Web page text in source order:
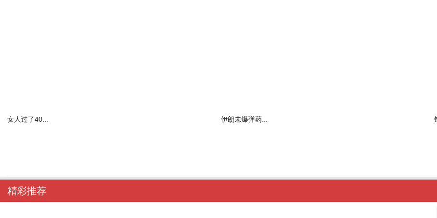
女人过了40... 伊朗未爆弹药...
精彩推荐